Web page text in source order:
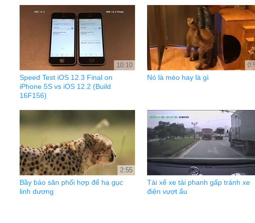
10:10
Speed Test iOS 12.3 Final on
iPhone 5S vs iOS 12.2 (Build
16F156)
Nó là mèo hay là gì
2:55
Bầy báo săn phối hợp để hạ gục
linh dương
Tài xế xe tải phanh gấp tránh xe
điện vượt ẩu